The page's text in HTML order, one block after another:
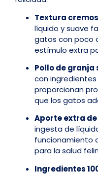
Textura
líquido y suave
gatos con poco
estímulo extra
Pollo de granja
con
proporcionan
que los gatos
Aporte extra
ingesta de
funcionamiento
para la salud
Ingredientes